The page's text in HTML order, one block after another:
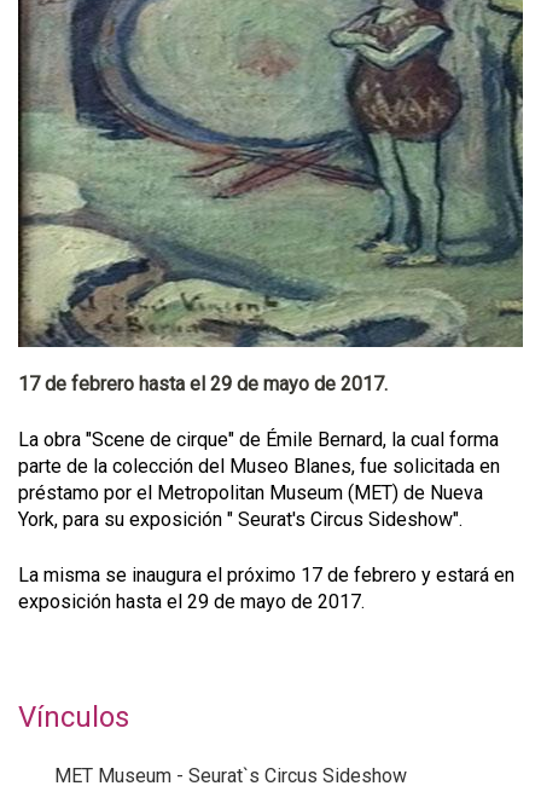
17 de febrero hasta el 29 de mayo de 2017.
La obra "Scene de cirque" de Émile Bernard, la cual forma
parte de la colección del Museo Blanes, fue solicitada en
préstamo por el Metropolitan Museum (MET) de Nueva
York, para su exposición " Seurat's Circus Sideshow".
La misma se inaugura el próximo 17 de febrero y estará en
exposición hasta el 29 de mayo de 2017.
Vínculos
MET Museum - Seurat`s Circus Sideshow